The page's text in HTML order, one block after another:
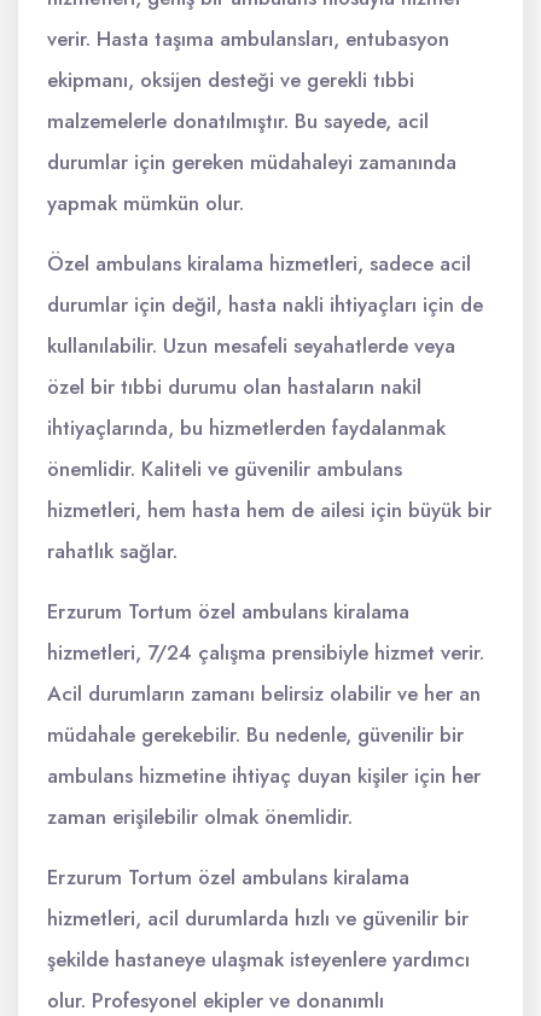
verir. Hasta taşıma ambulansları, entubasyon
ekipmanı, oksijen desteği ve gerekli tıbbi
malzemelerle donatılmıştır. Bu sayede, acil
durumlar için gereken müdahaleyi zamanında
yapmak mümkün olur.
Özel ambulans kiralama hizmetleri, sadece acil
durumlar için değil, hasta nakli ihtiyaçları için de
kullanılabilir. Uzun mesafeli seyahatlerde veya
özel bir tıbbi durumu olan hastaların nakil
ihtiyaçlarında, bu hizmetlerden faydalanmak
önemlidir. Kaliteli ve güvenilir ambulans
hizmetleri, hem hasta hem de ailesi için büyük bir
rahatlık sağlar.
Erzurum Tortum özel ambulans kiralama
hizmetleri, 7/24 çalışma prensibiyle hizmet verir.
Acil durumların zamanı belirsiz olabilir ve her an
müdahale gerekebilir. Bu nedenle, güvenilir bir
ambulans hizmetine ihtiyaç duyan kişiler için her
zaman erişilebilir olmak önemlidir.
Erzurum Tortum özel ambulans kiralama
hizmetleri, acil durumlarda hızlı ve güvenilir bir
şekilde hastaneye ulaşmak isteyenlere yardımcı
olur. Profesyonel ekipler ve donanımlı